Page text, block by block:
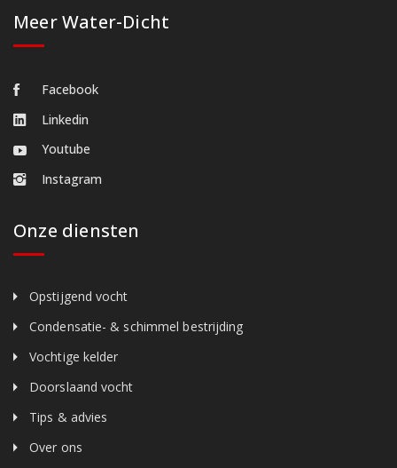
Meer Water-Dicht
Facebook
Linkedin
Youtube
Instagram
Onze diensten
Opstijgend vocht
Condensatie- & schimmel bestrijding
Vochtige kelder
Doorslaand vocht
Tips & advies
Over ons